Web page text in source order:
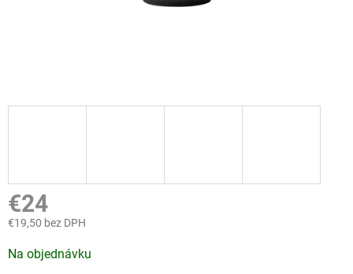
€24
€19,50 bez DPH
cena:
Na objednávku